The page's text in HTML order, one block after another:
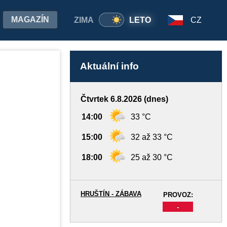
ZIMA LETO
MAGAZÍN CZ
Aktuální info
Čtvrtek 6.8.2026 (dnes)
14:00 33 °C
15:00 32 až 33 °C
18:00 25 až 30 °C
PROVOZ:
-
HRUŠTÍN - ZÁBAVA